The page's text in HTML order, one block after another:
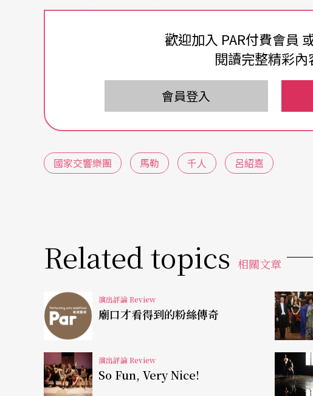
人》，怎不令人心生忐忑？
集團軍讓人眼睛一亮
公開演出馬勒的第八號交響曲《千人》，具有一刀兩刃
曲目，其作品內容之複雜、動員人數之龐大，只要演出
地。但相對而言，八個獨唱家、至少兩個全編制的交響
此，《千人歡唱》這樣近乎「大君主計畫」的曲目，不
軍廿五年的NSO，以及接任甫滿一年的呂紹嘉，都在自
前提下，在音樂中扮演好中流砥柱的角色。而本次參
為當今國內音色的彈性最大，也最容易讓指揮依照個
肌理上，添補上剪裁貼身的豐沛血肉。於是，在管絃樂
顧之憂的四個合唱團不僅滴水不漏，營造出的音牆更是
梨花如飄瑞雪，時而穿透時而飛躍在音樂廳的空氣中。
簡而言之，這就是我們過去所熟悉，典型的「呂紹嘉／
歡迎加入 PAR付費會員
閱讀完整精彩內
會員登入
國家交響樂團 馬勒 千人 呂紹嘉
Related topics 相關文章
演出評論 Review
廟口才看得到的粉絲傳奇
演出評論 Review
So Fun, Very Nice!